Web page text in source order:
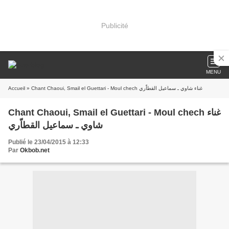
Publicité
MENU
Accueil » Chant Chaoui, Smail el Guettari - Moul chech غناء شاوي ـ سماعيل القطاّري
Chant Chaoui, Smail el Guettari - Moul chech غناء
شاوي ـ سماعيل القطاّري
Publié le 23/04/2015 à 12:33
Par Okbob.net